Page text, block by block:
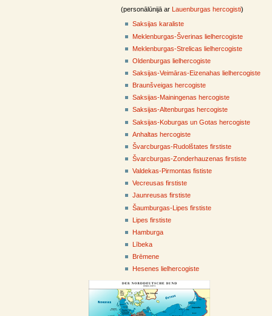
(personālūnijā ar Lauenburgas hercogisti)
Saksijas karaliste
Meklenburgas-Šverinas lielhercogiste
Meklenburgas-Strelicas lielhercogiste
Oldenburgas lielhercogiste
Saksijas-Veimāras-Eizenahas lielhercogiste
Braunšveigas hercogiste
Saksijas-Mainingenas hercogiste
Saksijas-Altenburgas hercogiste
Saksijas-Koburgas un Gotas hercogiste
Anhaltas hercogiste
Švarcburgas-Rudolštates firstiste
Švarcburgas-Zonderhauzenas firstiste
Valdekas-Pirmontas fististe
Vecreusas firstiste
Jaunreusas firstiste
Šaumburgas-Lipes firstiste
Lipes firstiste
Hamburga
Lībeka
Brēmene
Hesenes lielhercogiste